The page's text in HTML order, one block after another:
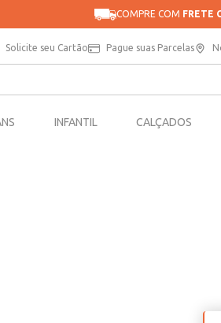
COMPRE COM FRETE
Solicite seu Cartão Pague suas Parcelas
INFANTIL CALÇADOS